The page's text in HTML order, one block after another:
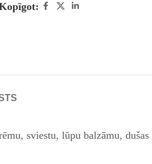
sviestu, lūpu balzāmu,